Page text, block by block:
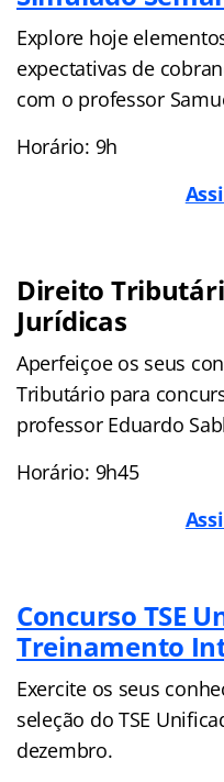
Explore hoje
expectativas de
com o professor
Horário: 9h
Direito
Jurídicas
Aperfeiçoe os seus
Tributário para
professor Eduardo
Horário: 9h45
Concurso TSE
Treinamento
Exercite os seus
seleção do TSE
dezembro.